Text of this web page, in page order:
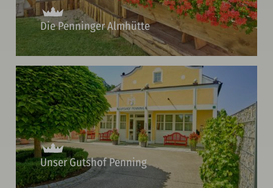
Die Penninger Almhütte
Unser Gutshof Penning